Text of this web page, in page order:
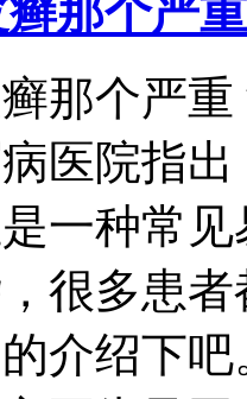
那个严重
那个严
医院指
一种常
很多患
介绍下